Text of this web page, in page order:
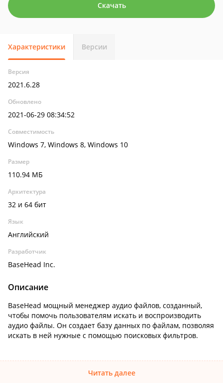
Скачать
Характеристики Версии
Версия
2021.6.28
Обновлено
2021-06-29 08:34:52
Совместимость
Windows 7, Windows 8, Windows 10
Размер
110.94 МБ
Архитектура
32 и 64 бит
Язык
Английский
Разработчик
BaseHead Inc.
Описание
BaseHead мощный менеджер аудио файлов, созданный,
чтобы помочь пользователям искать и воспроизводить
аудио файлы. Он создает базу данных по файлам, позволяя
искать в ней нужные с помощью поисковых фильтров.
Читать далее